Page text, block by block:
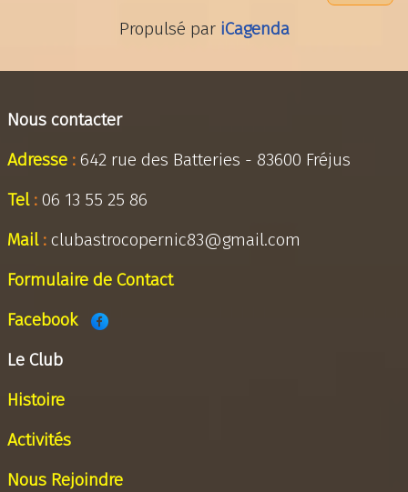
Propulsé par iCagenda
Nous contacter
Adresse : 642 rue des Batteries - 83600 Fréjus
Tel: 06 13 55 25 86
Mail: clubastrocopernic83@gmail.com
Formulaire de Contact
Facebook
Le Club
Histoire
Activités
Nous Rejoindre